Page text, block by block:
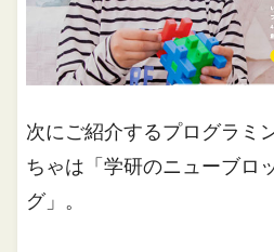
次にご紹介するプログラミ
ちゃは「学研のニューブ
グ」。